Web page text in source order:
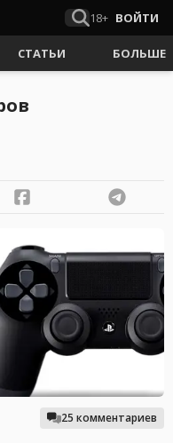
18+ ВОЙТИ
СТАТЬИ БОЛЬШЕ
25 комментариев